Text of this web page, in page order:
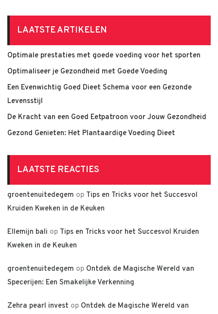
LAATSTE ARTIKELEN
Optimale prestaties met goede voeding voor het sporten
Optimaliseer je Gezondheid met Goede Voeding
Een Evenwichtig Goed Dieet Schema voor een Gezonde
Levensstijl
De Kracht van een Goed Eetpatroon voor Jouw Gezondheid
Gezond Genieten: Het Plantaardige Voeding Dieet
LAATSTE REACTIES
groentenuitedegem op Tips en Tricks voor het Succesvol
Kruiden Kweken in de Keuken
Ellemijn bali op Tips en Tricks voor het Succesvol Kruiden
Kweken in de Keuken
groentenuitedegem op Ontdek de Magische Wereld van
Specerijen: Een Smakelijke Verkenning
Zehra pearl invest op Ontdek de Magische Wereld van